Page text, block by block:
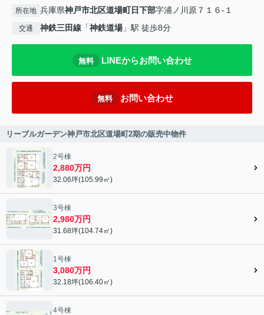
所在地 兵庫県神戸市北区道場町日下部字浦ノ川原７１６-１
交通 神鉄三田線 「神鉄道場」駅 徒歩8分
無料 LINEからお問い合わせ
無料 お問い合わせ
リーブルガーデン神戸市北区道場町2期の販売中物件
2号棟
2,880万円
32.06坪(105.99㎡)
3号棟
2,980万円
31.68坪(104.74㎡)
1号棟
3,080万円
32.18坪(106.40㎡)
4号棟